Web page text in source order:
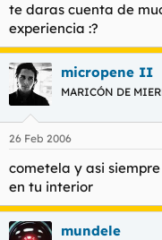
te daras cuenta de
experiencia :?
micropene II
MARICÓN DE
26 Feb 2006
cometela y asi
en tu interior
mundele